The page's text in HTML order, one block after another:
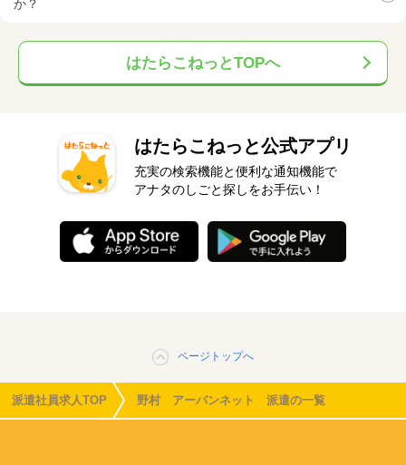
か？
はたらこねっとTOPへ
はたらこねっと公式アプリ
充実の検索機能と便利な通知機能で
アナタのしごと探しをお手伝い！
ページトップへ
派遣社員求人TOP 野村 アーバンネット 派遣の一覧